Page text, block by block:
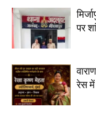
पर
रेस में